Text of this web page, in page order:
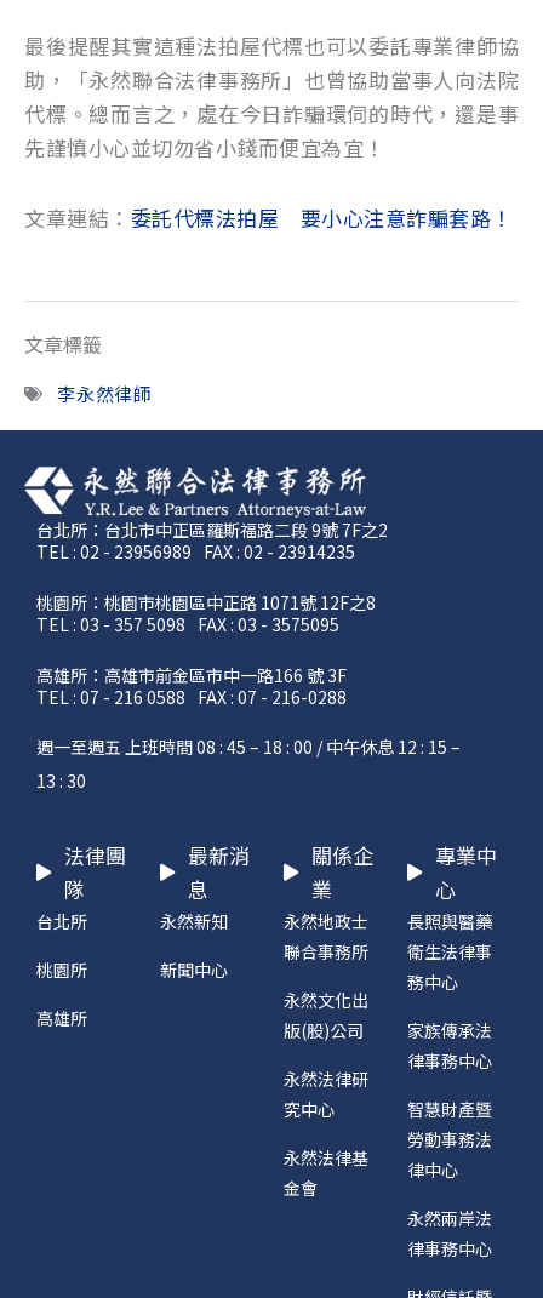
最後提醒其實這種法拍屋代標也可以委託專業律師協
助，「永然聯合法律事務所」也曾協助當事人向法院
代標。總而言之，處在今日詐騙環伺的時代，還是事
先謹慎小心並切勿省小錢而便宜為宜！
文章連結： 委託代標法拍屋 要小心注意詐騙套路！
文章標籤
李永然律師
台北所：台北市中正區羅斯福路二段 9號 7F之2
TEL : 02 - 23956989 FAX : 02 - 23914235
桃園所：桃園市桃園區中正路 1071號 12F之8
TEL : 03 - 357 5098 FAX : 03 - 3575095
高雄所：高雄市前金區市中一路166 號 3F
TEL : 07 - 216 0588 FAX : 07 - 216-0288
週一至週五 上班時間 08 : 45 – 18 : 00 / 中午休息 12 : 15 –
13 : 30
法律團
隊
台北所
桃園所
高雄所
最新消
息
永然新知
新聞中心
關係企
業
永然地政士
聯合事務所
永然文化出
版(股)公司
永然法律研
究中心
永然法律基
金會
專業中
心
長照與醫藥
衛生法律事
務中心
家族傳承法
律事務中心
智慧財產暨
勞動事務法
律中心
永然兩岸法
律事務中心